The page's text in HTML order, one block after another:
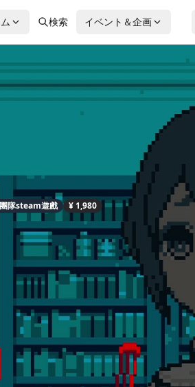
検索 イベント＆企画
隊steam遊戲 ¥ 1,980
後更新：2025-10-01 相似遊戲